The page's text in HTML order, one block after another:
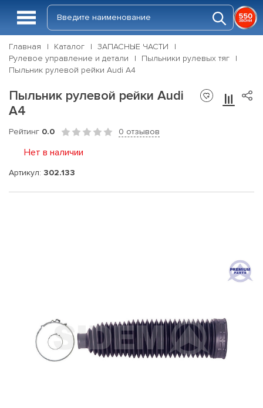
Главная Каталог
ЗАПАСНЫЕ ЧАСТИ
Рулевое управление и детали
Пыльники рулевых тяг
Пыльник рулевой рейки Audi A4
Пыльник рулевой рейки Audi
A4
Рейтинг 0.0 0 отзывов
Нет в наличии
Артикул: 302.133